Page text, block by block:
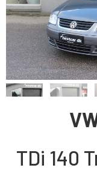
TDi 140